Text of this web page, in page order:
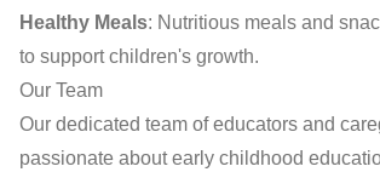
Healthy Meals: Nutritious meals and
to support children's growth.
Our Team
Our dedicated team of educators and
passionate about early childhood